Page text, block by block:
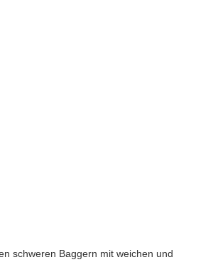
schweren Baggern mit weichen und